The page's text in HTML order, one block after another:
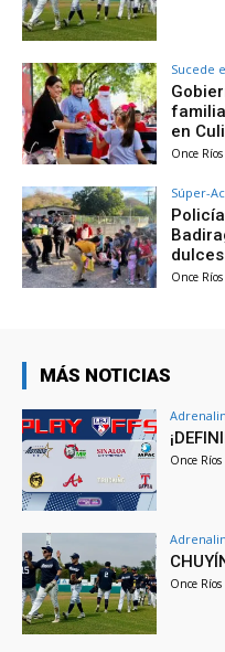
Sucede
en
Once Ríos
Súper-
dulces
Once Ríos
MÁS NOTICIAS
Once Ríos
Once Ríos